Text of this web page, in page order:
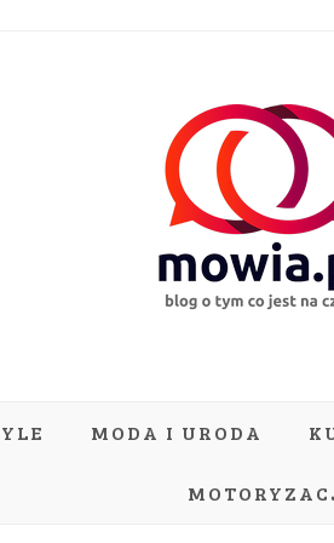
MODA I URODA